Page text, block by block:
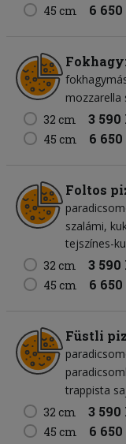
45 cm 6
mozzarella
32 cm
3 590
45 cm 6
Foltos
szalámi
tejszínes-
32 cm
3 590
45 cm 6
Füstli
trappista
32 cm
3 590
45 cm 6